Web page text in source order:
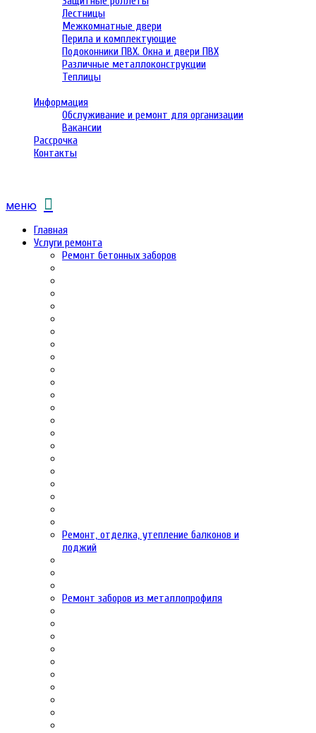
Лестницы
Межкомнатные двери
Перила и комплектующие
Подоконники ПВХ. Окна и двери ПВХ
Различные металлоконструкции
Теплицы
Информация
Обслуживание и ремонт для организации
Вакансии
Рассрочка
Контакты
меню
Главная
Услуги ремонта
Ремонт бетонных заборов
Ремонт, отделка, утепление балконов и
лоджий
Ремонт заборов из металлопрофиля